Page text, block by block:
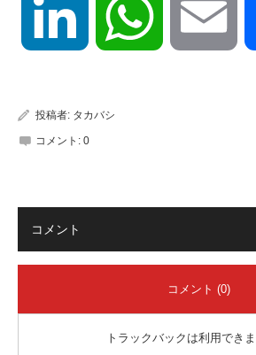
LinkedIn WhatsApp
投稿者: タカバシ
コメント: 0
コメント
コメント (0)
トラックバックは利用できま